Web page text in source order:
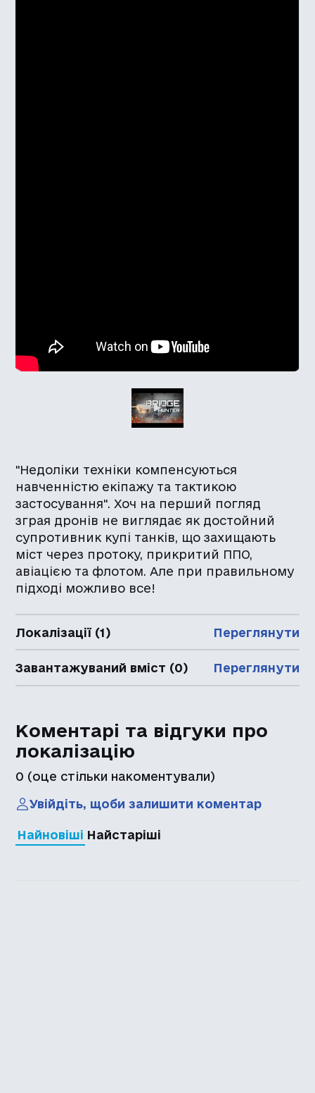
"Недоліки техніки компенсуються
навченністю екіпажу та тактикою
застосування". Хоч на перший погляд
зграя дронів не виглядає як достойний
супротивник купі танків, що захищають
міст через протоку, прикритий ППО,
авіацією та флотом. Але при правильному
підході можливо все!
Локалізації (1) Переглянути
Завантажуваний вміст (0) Переглянути
Коментарі та відгуки про
локалізацію
0 (оце стільки накоментували)
Увійдіть, щоби залишити коментар
Найновіші Найстаріші